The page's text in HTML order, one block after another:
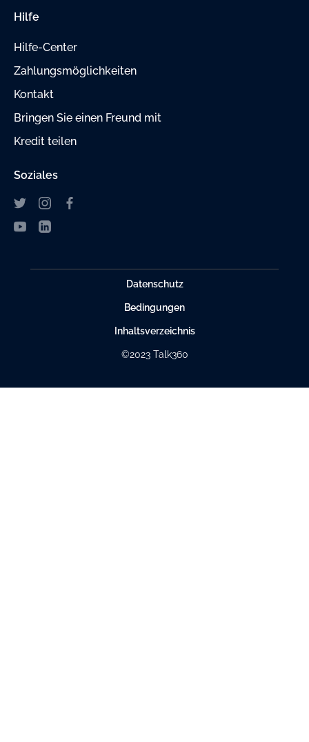
Hilfe
Hilfe-Center
Zahlungsmöglichkeiten
Kontakt
Bringen Sie einen Freund mit
Kredit teilen
Soziales
Datenschutz
Bedingungen
Inhaltsverzeichnis
©2023 Talk360